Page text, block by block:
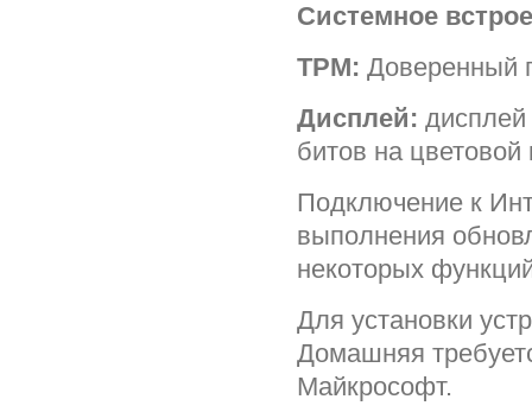
Системное
TPM: Доверенный
Дисплей: дисплей
битов на цветовой
Подключение к
выполнения
некоторых
Для установки
Домашняя
Майкрософт.